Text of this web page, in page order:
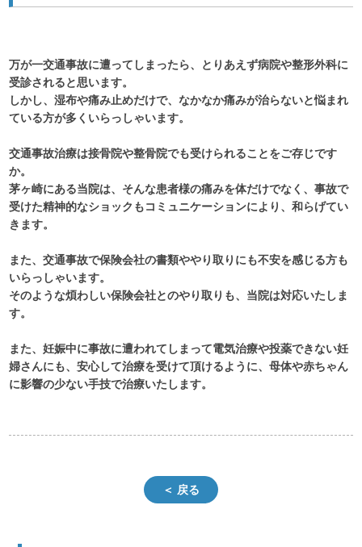
万が一交通事故に遭ってしまったら、とりあえず病院や整形外科に
受診されると思います。
しかし、湿布や痛み止めだけで、なかなか痛みが治らないと悩まれ
ている方が多くいらっしゃいます。
交通事故治療は接骨院や整骨院でも受けられることをご存じです
か。
茅ヶ崎にある当院は、そんな患者様の痛みを体だけでなく、事故で
受けた精神的なショックもコミュニケーションにより、和らげてい
きます。
また、交通事故で保険会社の書類ややり取りにも不安を感じる方も
いらっしゃいます。
そのような煩わしい保険会社とのやり取りも、当院は対応いたしま
す。
また、妊娠中に事故に遭われてしまって電気治療や投薬できない妊
婦さんにも、安心して治療を受けて頂けるように、母体や赤ちゃん
に影響の少ない手技で治療いたします。
＜ 戻る